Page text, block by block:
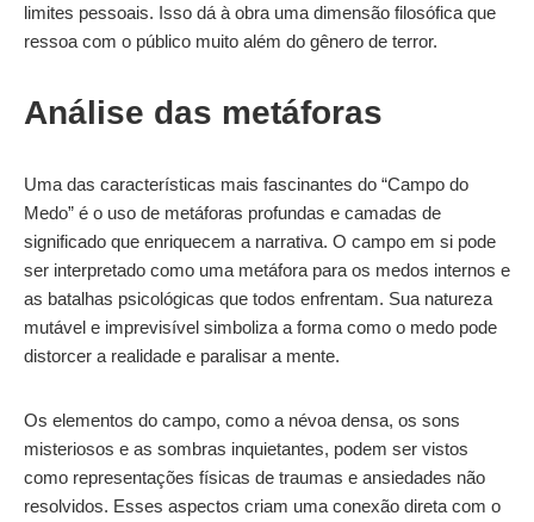
limites pessoais. Isso dá à obra uma dimensão filosófica que
ressoa com o público muito além do gênero de terror.
Análise das metáforas
Uma das características mais fascinantes do “Campo do
Medo” é o uso de metáforas profundas e camadas de
significado que enriquecem a narrativa. O campo em si pode
ser interpretado como uma metáfora para os medos internos e
as batalhas psicológicas que todos enfrentam. Sua natureza
mutável e imprevisível simboliza a forma como o medo pode
distorcer a realidade e paralisar a mente.
Os elementos do campo, como a névoa densa, os sons
misteriosos e as sombras inquietantes, podem ser vistos
como representações físicas de traumas e ansiedades não
resolvidos. Esses aspectos criam uma conexão direta com o